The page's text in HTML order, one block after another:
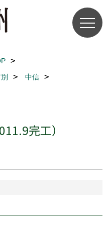
中信
完工）